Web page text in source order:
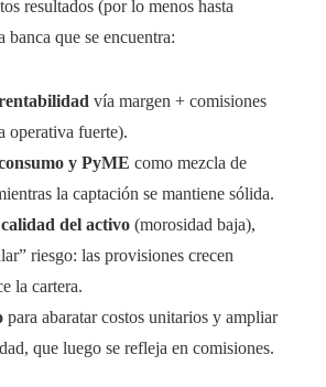
resultados (por lo menos hasta
banca que se encuentra:
vía margen + comisiones
operativa fuerte).
y PyME como mezcla de
la captación se mantiene sólida.
del activo (morosidad baja),
riesgo: las provisiones crecen
la cartera.
para abaratar costos unitarios y ampliar
que luego se refleja en comisiones.